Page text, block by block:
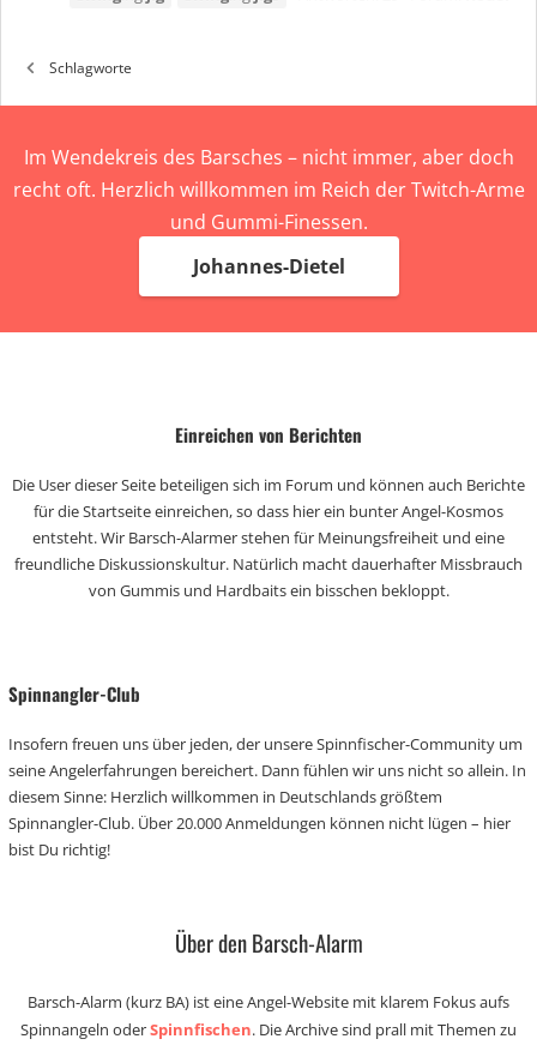
Schlagworte
Im Wendekreis des Barsches – nicht immer, aber doch
recht oft. Herzlich willkommen im Reich der Twitch-Arme
und Gummi-Finessen.
Johannes-Dietel
Einreichen von Berichten
Die User dieser Seite beteiligen sich im Forum und können auch Berichte
für die Startseite einreichen, so dass hier ein bunter Angel-Kosmos
entsteht. Wir Barsch-Alarmer stehen für Meinungsfreiheit und eine
freundliche Diskussionskultur. Natürlich macht dauerhafter Missbrauch
von Gummis und Hardbaits ein bisschen bekloppt.
Spinnangler-Club
Insofern freuen uns über jeden, der unsere Spinnfischer-Community um
seine Angelerfahrungen bereichert. Dann fühlen wir uns nicht so allein. In
diesem Sinne: Herzlich willkommen in Deutschlands größtem
Spinnangler-Club. Über 20.000 Anmeldungen können nicht lügen – hier
bist Du richtig!
Über den Barsch-Alarm
Barsch-Alarm (kurz BA) ist eine Angel-Website mit klarem Fokus aufs
Spinnangeln oderSpinnfischen. Die Archive sind prall mit Themen zu